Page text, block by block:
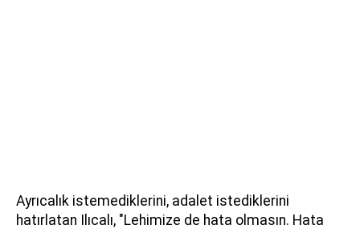
Ayrıcalık istemediklerini, adalet istediklerini
hatırlatan Ilıcalı, "Lehimize de hata olmasın. Hata